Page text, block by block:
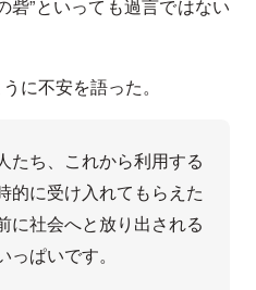
砦”といっても過言ではない
に不安を語った。
たち、これから利用する
的に受け入れてもらえた
に社会へと放り出される
ぱいです。